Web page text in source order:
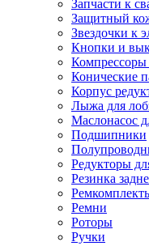
Запчасти к
Защитный
Звездочки к
Кнопки и
Компрессоры
Конические
Корпус
Лыжа для
Маслонасос
Подшипники
Редукторы
Резинка
Ремни
Роторы
Ручки